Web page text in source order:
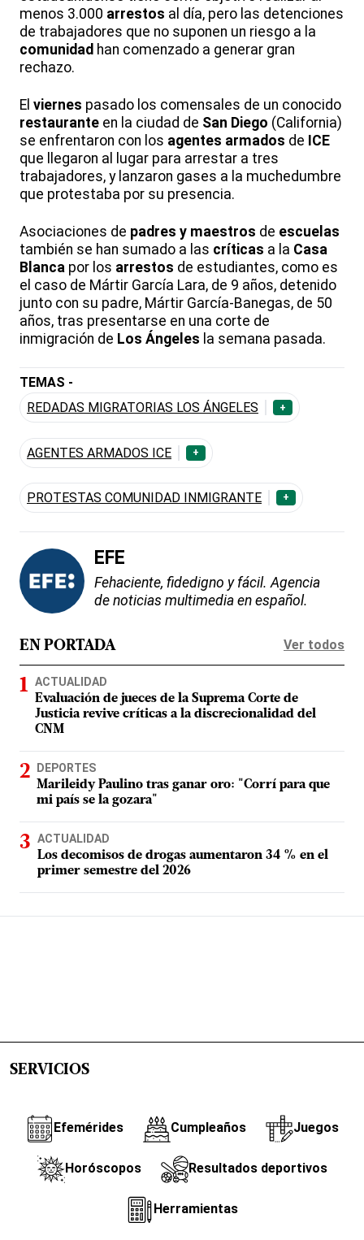
menos 3.000 arrestos al día, pero las detenciones
de trabajadores que no suponen un riesgo a la
comunidad han comenzado a generar gran
rechazo.
El viernes pasado los comensales de un conocido
restaurante en la ciudad de San Diego (California)
se enfrentaron con los agentes armados de ICE
que llegaron al lugar para arrestar a tres
trabajadores, y lanzaron gases a la muchedumbre
que protestaba por su presencia.
Asociaciones de padres y maestros de escuelas
también se han sumado a las críticas a la Casa
Blanca por los arrestos de estudiantes, como es
el caso de Mártir García Lara, de 9 años, detenido
junto con su padre, Mártir García-Banegas, de 50
años, tras presentarse en una corte de
inmigración de Los Ángeles la semana pasada.
TEMAS -
REDADAS MIGRATORIAS LOS ÁNGELES
+
AGENTES ARMADOS ICE +
PROTESTAS COMUNIDAD INMIGRANTE +
EFE
Fehaciente, fidedigno y fácil. Agencia
de noticias multimedia en español.
EN PORTADA Ver todos
ACTUALIDAD
Evaluación de jueces de la Suprema Corte de
Justicia revive críticas a la discrecionalidad del
CNM
DEPORTES
Marileidy Paulino tras ganar oro: "Corrí para que
mi país se la gozara"
ACTUALIDAD
Los decomisos de drogas aumentaron 34 % en el
primer semestre del 2026
SERVICIOS
Efemérides Cumpleaños Juegos
Horóscopos Resultados deportivos
Herramientas